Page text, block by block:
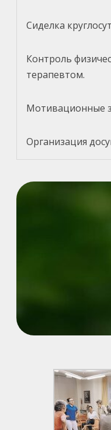
Сиделка
Контроль
терапевтом.
Мотивационные
Организация